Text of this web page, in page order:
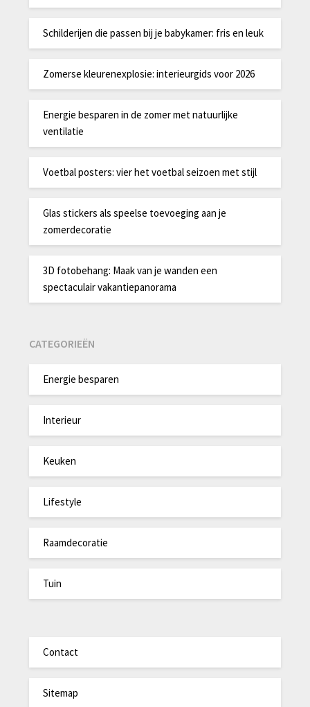
Schilderijen die passen bij je babykamer: fris en leuk
Zomerse kleurenexplosie: interieurgids voor 2026
Energie besparen in de zomer met natuurlijke
ventilatie
Voetbal posters: vier het voetbal seizoen met stijl
Glas stickers als speelse toevoeging aan je
zomerdecoratie
3D fotobehang: Maak van je wanden een
spectaculair vakantiepanorama
CATEGORIEËN
Energie besparen
Interieur
Keuken
Lifestyle
Raamdecoratie
Tuin
Contact
Sitemap